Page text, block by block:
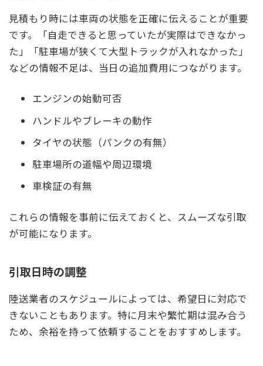
見積もり時には車両の状態を正確に伝えることが重要
です。「自走できると思っていたが実際はできなかっ
た」「駐車場が狭くて大型トラックが入れなかった」
などの情報不足は、当日の追加費用につながります。
エンジンの始動可否
ハンドルやブレーキの動作
タイヤの状態（パンクの有無）
駐車場所の道幅や周辺環境
車検証の有無
これらの情報を事前に伝えておくと、スムーズな引取
が可能になります。
引取日時の調整
陸送業者のスケジュールによっては、希望日に対応で
きないこともあります。特に月末や繁忙期は混み合う
ため、余裕を持って依頼することをおすすめします。